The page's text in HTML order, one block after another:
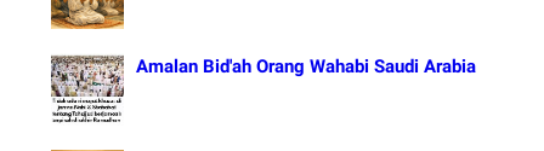
Amalan Bid'ah Orang Wahabi Saudi Arabia